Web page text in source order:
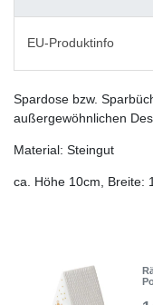
EU-Produktinfo
Spardose bzw.
außergewöhnlichen
Material: Steingut
ca. Höhe 10cm, Breite: